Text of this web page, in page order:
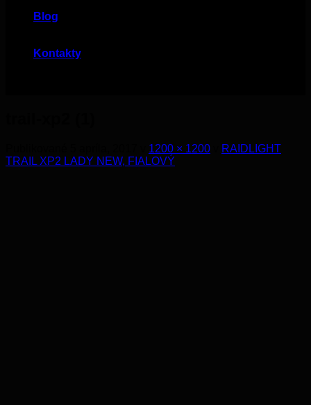
Blog
Kontakty
1200 × 1200
RAIDLIGHT
TRAIL XP2 LADY NEW, FIALOVÝ